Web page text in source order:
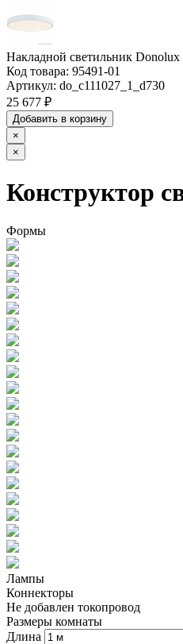
Накладной светильник Donolux
Код товара: 95491-01
Артикул: do_c111027_1_d730
25 677 ₽
Добавить в корзину
×
×
Конструктор
Формы
Лампы
Коннекторы
Не добавлен токопровод
Размеры комнаты
Длина